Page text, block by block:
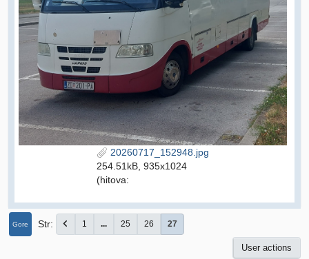
20260717_152948.jpg
254.51kB, 935x1024
(hitova:
Gore Str 1 ... 25 26 27
User actions